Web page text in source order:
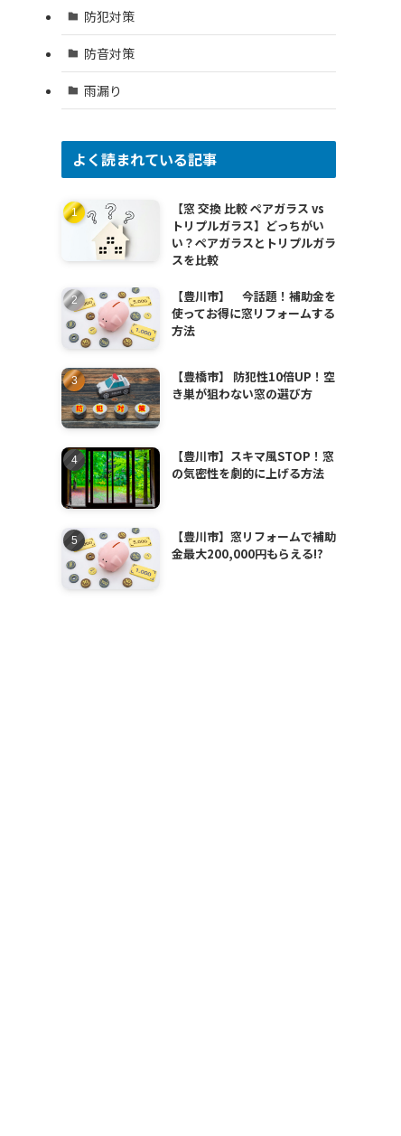
防犯対策
防音対策
雨漏り
よく読まれている記事
【窓 交換 比較 ペアガラス vs
トリプルガラス】どっちがい
い？ペアガラスとトリプルガラ
スを比較
【豊川市】 今話題！補助金を
使ってお得に窓リフォームする
方法
【豊橋市】 防犯性10倍UP！空
き巣が狙わない窓の選び方
【豊川市】スキマ風STOP！窓
の気密性を劇的に上げる方法
【豊川市】窓リフォームで補助
金最大200,000円もらえる!?